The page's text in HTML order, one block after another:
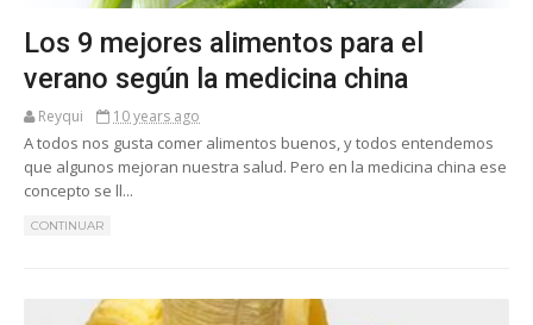
Los 9 mejores alimentos para el
verano según la medicina china
Reyqui 10 years ago
A todos nos gusta comer alimentos buenos, y todos entendemos
que algunos mejoran nuestra salud. Pero en la medicina china ese
concepto se ll...
CONTINUAR